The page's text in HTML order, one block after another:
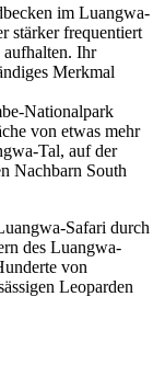
im Luangwa-
stärker frequentiert
Ihr
Merkmal
Nationalpark
von etwas mehr
Tal, auf der
Nachbarn South
Safari durch
des Luangwa-
von
Leoparden